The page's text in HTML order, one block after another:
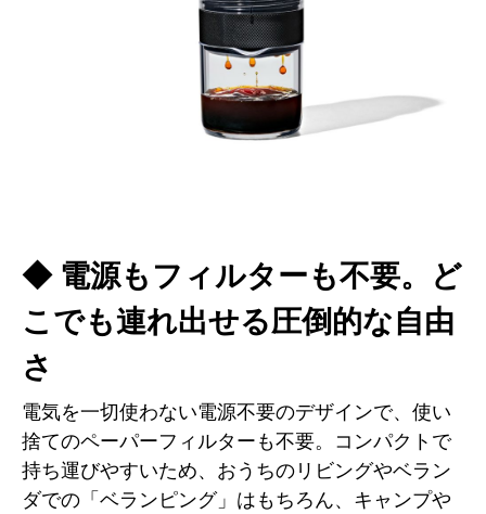
◆ 電源もフィルターも不要。ど
こでも連れ出せる圧倒的な自由
さ
電気を一切使わない電源不要のデザインで、使い
捨てのペーパーフィルターも不要。コンパクトで
持ち運びやすいため、おうちのリビングやベラン
ダでの「ベランピング」はもちろん、キャンプや